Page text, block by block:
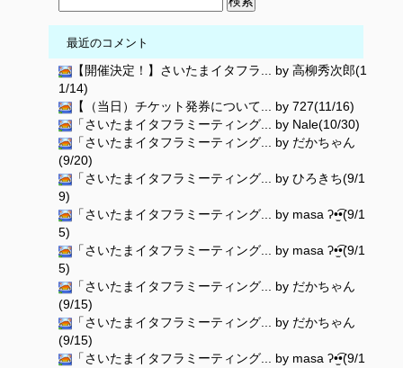
最近のコメント
【開催決定！】さいたまイタフラ... by 高柳秀次郎(1
1/14)
【（当日）チケット発券について... by 727(11/16)
「さいたまイタフラミーティング... by Nale(10/30)
「さいたまイタフラミーティング... by だかちゃん
(9/20)
「さいたまイタフラミーティング... by ひろきち(9/1
9)
「さいたまイタフラミーティング... by masa ʔ•̫͡•(9/1
5)
「さいたまイタフラミーティング... by masa ʔ•̫͡•(9/1
5)
「さいたまイタフラミーティング... by だかちゃん
(9/15)
「さいたまイタフラミーティング... by だかちゃん
(9/15)
「さいたまイタフラミーティング... by masa ʔ•̫͡•(9/1